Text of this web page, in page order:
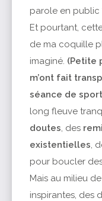
parole en public
Et pourtant,
de ma coquille
imaginé. (Petite
m’ont fait
séance de
long fleuve
doutes, des
existentielles,
pour boucler
Mais au milieu
inspirantes, des